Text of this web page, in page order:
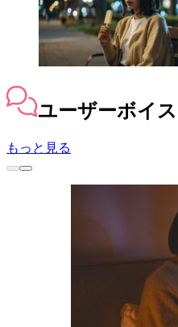
ユーザーボイス
もっと見る